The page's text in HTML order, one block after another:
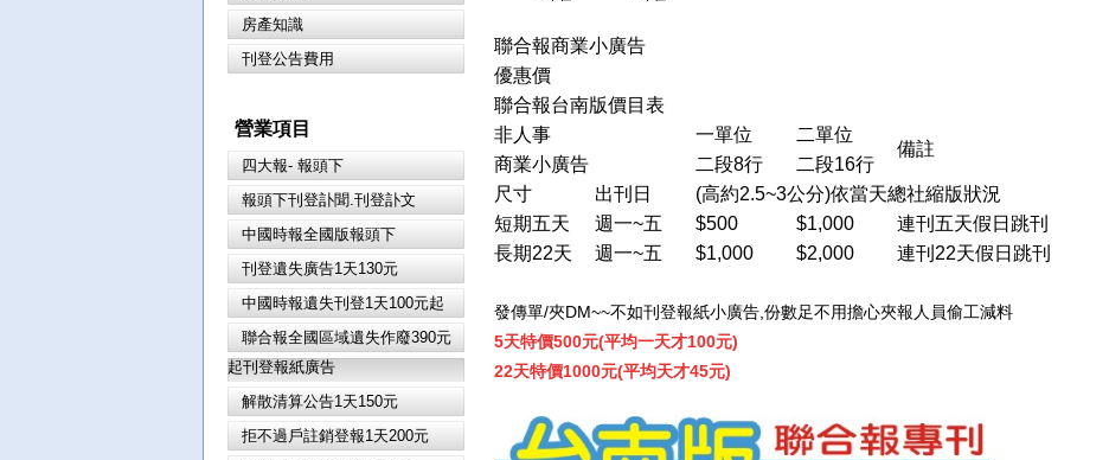
房產知識
刊登公告費用
營業項目
四大報- 報頭下
報頭下刊登訃聞.刊登訃文
中國時報全國版報頭下
刊登遺失廣告1天130元
中國時報遺失刊登1天100元起
聯合報全國區域遺失作廢390元
起刊登報紙廣告
解散清算公告1天150元
拒不過戶註銷登報1天200元
聯合報商業小廣告
優惠價
聯合報台南版價目表
非人事
一單位 二單位
備註
商業小廣告 二段8行
二段16行
尺寸
出刊日
(高約2.5~3公分)依當天總社縮版狀況
短期五天
週一~五 $500 $1,000
連刊五天假日跳刊
長期22天
週一~五 $1,000 $2,000 連刊22天假日跳刊
發傳單/夾DM~~不如刊登報紙小廣告,份數足不用擔心夾報 人員偷工減料
5天特價500元(平均一天才100元)
22天特價1000元(平均天才45元)